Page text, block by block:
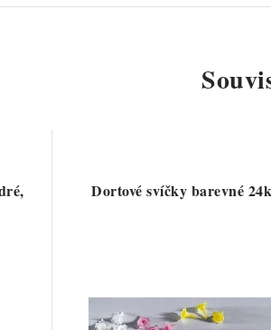
Dortové svíčky barevné